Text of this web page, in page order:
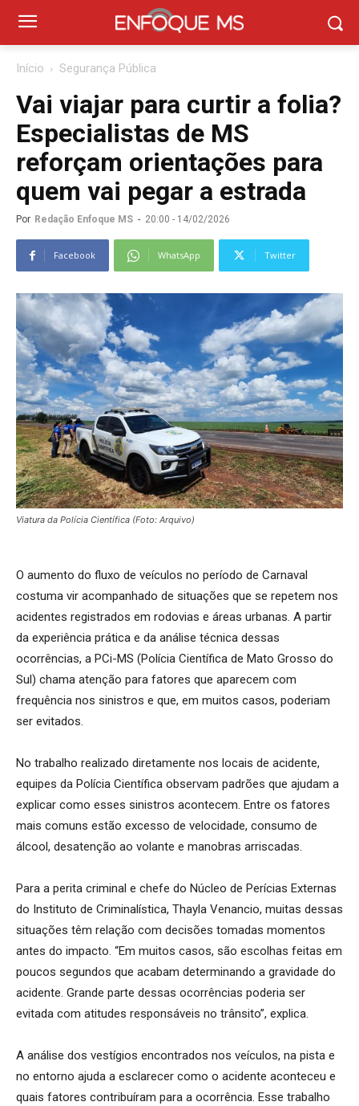
Início Segurança Pública
Vai viajar para curtir a folia?
Especialistas de MS
reforçam orientações para
quem vai pegar a estrada
Por Redação Enfoque MS - 20:00 - 14/02/2026
Facebook WhatsApp Twitter
Viatura da Polícia Científica (Foto: Arquivo)
O aumento do fluxo de veículos no período de Carnaval
costuma vir acompanhado de situações que se repetem nos
acidentes registrados em rodovias e áreas urbanas. A partir
da experiência prática e da análise técnica dessas
ocorrências, a PCi-MS (Polícia Científica de Mato Grosso do
Sul) chama atenção para fatores que aparecem com
frequência nos sinistros e que, em muitos casos, poderiam
ser evitados.
No trabalho realizado diretamente nos locais de acidente,
equipes da Polícia Científica observam padrões que ajudam a
explicar como esses sinistros acontecem. Entre os fatores
mais comuns estão excesso de velocidade, consumo de
álcool, desatenção ao volante e manobras arriscadas.
Para a perita criminal e chefe do Núcleo de Perícias Externas
do Instituto de Criminalística, Thayla Venancio, muitas dessas
situações têm relação com decisões tomadas momentos
antes do impacto. “Em muitos casos, são escolhas feitas em
poucos segundos que acabam determinando a gravidade do
acidente. Grande parte dessas ocorrências poderia ser
evitada com atitudes responsáveis no trânsito”, explica.
A análise dos vestígios encontrados nos veículos, na pista e
no entorno ajuda a esclarecer como o acidente aconteceu e
quais fatores contribuíram para a ocorrência. Esse trabalho